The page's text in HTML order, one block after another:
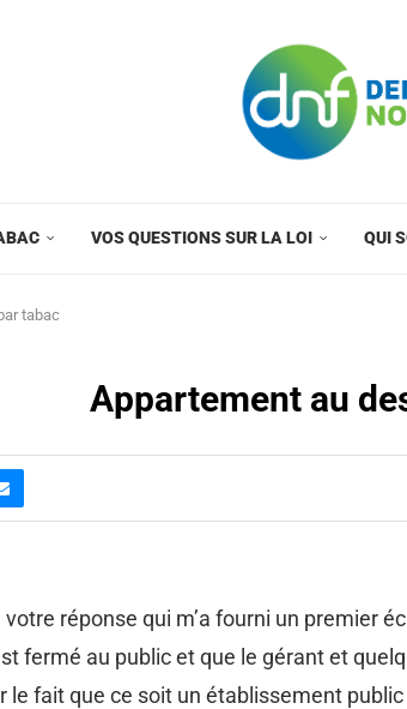
VOS QUESTIONS SUR LA LOI QUI
tabac
Appartement au
réponse qui m’a fourni un premier
fermé au public et que le gérant et
le fait que ce soit un établissement public